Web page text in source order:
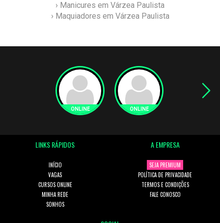
› Manicures em Várzea Paulista
› Maquiadores em Várzea Paulista
LINKS RÁPIDOS
INÍCIO
VAGAS
CURSOS ONLINE
MINHA REDE
SONHOS
A EMPRESA
SEJA PREMIUM
POLÍTICA DE PRIVACIDADE
TERMOS E CONDIÇÕES
FALE CONOSCO